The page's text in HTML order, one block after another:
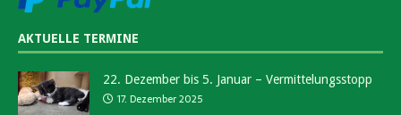
AKTUELLE TERMINE
22. Dezember bis 5. Januar – Vermittelungsstopp
17. Dezember 2025